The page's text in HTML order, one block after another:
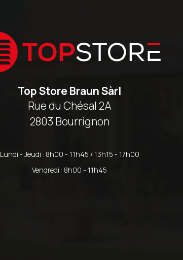
Top Store Braun Sàrl
Rue du Chésal 2A
2803 Bourrignon
Lundi - Jeudi : 8h00 - 11h45 / 13h15 - 17h00
Vendredi : 8h00 - 11h45